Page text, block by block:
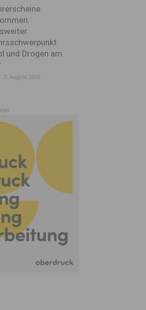
und Drogen am
7. August 2026